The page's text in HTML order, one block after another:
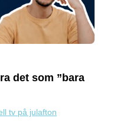
det som ”bara